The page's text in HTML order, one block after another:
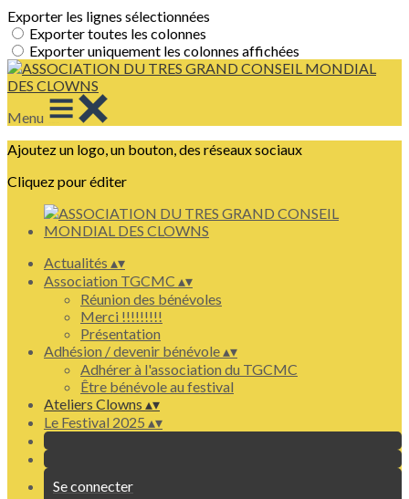
Exporter les lignes sélectionnées
Exporter toutes les colonnes
Exporter uniquement les colonnes affichées
Menu
Ajoutez un logo, un bouton, des réseaux sociaux
Cliquez pour éditer
Actualités ▴▾
Association TGCMC ▴▾
Réunion des bénévoles
Merci !!!!!!!!!
Présentation
Adhésion / devenir bénévole▴▾
Adhérer à l'association du TGCMC
Être bénévole au festival
Ateliers Clowns ▴▾
Le Festival 2025 ▴▾
Se connecter